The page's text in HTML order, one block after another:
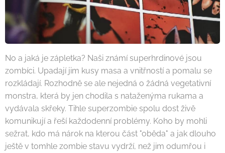
No a jaká je zápletka? Naši známí superhrdinové jsou
zombíci. Upadají jim kusy masa a vnitřností a pomalu se
rozkládají. Rozhodně se ale nejedná o žádná vegetativní
monstra, která by jen chodila s nataženýma rukama a
vydávala skřeky. Tihle superzombie spolu dost živě
komunikují a řeší každodenní problémy. Koho by mohli
sežrat, kdo má nárok na kterou část "oběda" a jak dlouho
ještě v tomhle zombie stavu vydrží, než jim odumřou i